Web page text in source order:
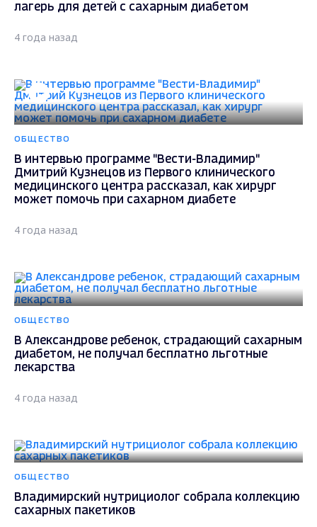
лагерь для детей с сахарным диабетом
4 года назад
ОБЩЕСТВО
В интервью программе "Вести-Владимир"
Дмитрий Кузнецов из Первого клинического
медицинского центра рассказал, как хирург
может помочь при сахарном диабете
4 года назад
ОБЩЕСТВО
В Александрове ребенок, страдающий сахарным
диабетом, не получал бесплатно льготные
лекарства
4 года назад
ОБЩЕСТВО
Владимирский нутрициолог собрала коллекцию
сахарных пакетиков